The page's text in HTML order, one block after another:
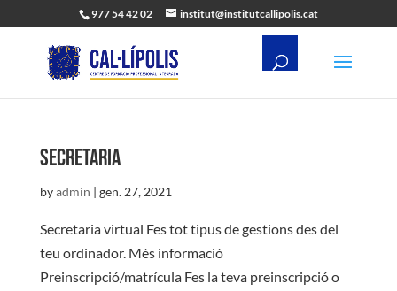
977 54 42 02 institut@institutcallipolis.cat
Secretaria
byadmin | gen. 27, 2021
Secretaria virtual Fes tot tipus de gestions des del
teu ordinador. Més informació
Preinscripció/matrícula Fes la teva preinscripció o